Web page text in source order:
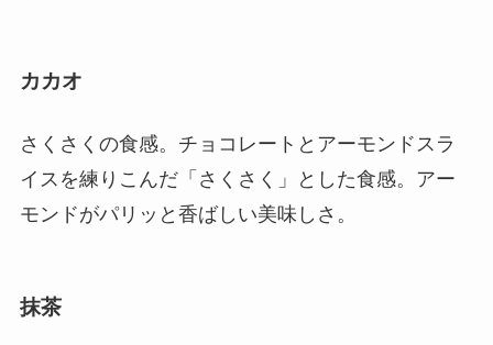
カカオ
さくさくの食感。チョコレートとアーモンドスラ
イスを練りこんだ「さくさく」とした食感。アー
モンドがパリッと香ばしい美味しさ。
抹茶